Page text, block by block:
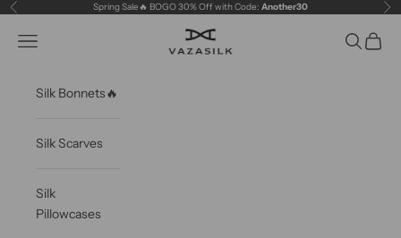
Skip to content
Previous Spring Sale🔥 BOGO 30% Off with Code: Another30
VAZASILK
Open navigation menu OpenOpen
Silk Bonnets🔥
Silk Scarves
Silk
Pillowcases